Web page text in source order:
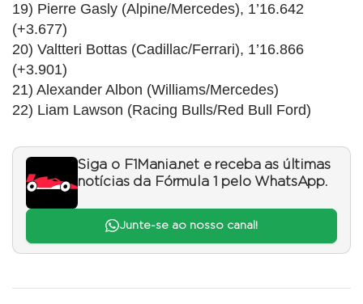
19) Pierre Gasly (Alpine/Mercedes), 1’16.642
(+3.677)
20) Valtteri Bottas (Cadillac/Ferrari), 1’16.866
(+3.901)
21) Alexander Albon (Williams/Mercedes)
22) Liam Lawson (Racing Bulls/Red Bull Ford)
Siga o F1Mania.net e receba as últimas
notícias da Fórmula 1 pelo WhatsApp.
Junte-se ao nosso canal!